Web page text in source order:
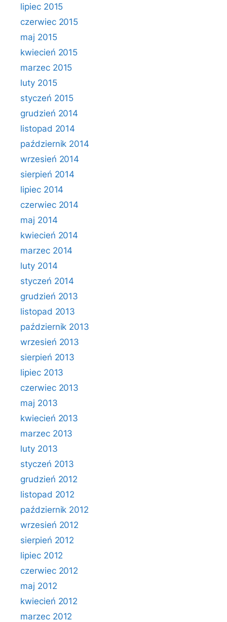
lipiec 2015
czerwiec 2015
maj 2015
kwiecień 2015
marzec 2015
luty 2015
styczeń 2015
grudzień 2014
listopad 2014
październik 2014
wrzesień 2014
sierpień 2014
lipiec 2014
czerwiec 2014
maj 2014
kwiecień 2014
marzec 2014
luty 2014
styczeń 2014
grudzień 2013
listopad 2013
październik 2013
wrzesień 2013
sierpień 2013
lipiec 2013
czerwiec 2013
maj 2013
kwiecień 2013
marzec 2013
luty 2013
styczeń 2013
grudzień 2012
listopad 2012
październik 2012
wrzesień 2012
sierpień 2012
lipiec 2012
czerwiec 2012
maj 2012
kwiecień 2012
marzec 2012